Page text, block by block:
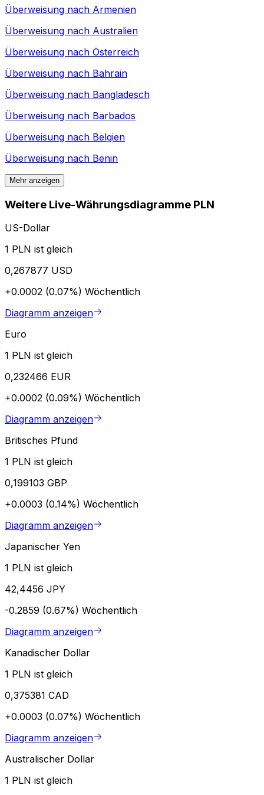
Überweisung nach Armenien
Überweisung nach Australien
Überweisung nach Österreich
Überweisung nach Bahrain
Überweisung nach Bangladesch
Überweisung nach Barbados
Überweisung nach Belgien
Überweisung nach Benin
Mehr anzeigen
Weitere Live-Währungsdiagramme PLN
US-Dollar
1 PLN ist gleich
0,267877 USD
+0.0002 (0.07%) Wöchentlich
Diagramm anzeigen
Euro
1 PLN ist gleich
0,232466 EUR
+0.0002 (0.09%) Wöchentlich
Diagramm anzeigen
Britisches Pfund
1 PLN ist gleich
0,199103 GBP
+0.0003 (0.14%) Wöchentlich
Diagramm anzeigen
Japanischer Yen
1 PLN ist gleich
42,4456 JPY
-0.2859 (0.67%) Wöchentlich
Diagramm anzeigen
Kanadischer Dollar
1 PLN ist gleich
0,375381 CAD
+0.0003 (0.07%) Wöchentlich
Diagramm anzeigen
Australischer Dollar
1 PLN ist gleich